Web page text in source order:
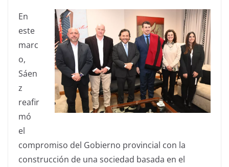
En
este
marc
o,
Sáen
z
reafir
mó
el
compromiso del Gobierno provincial con la
construcción de una sociedad basada en el